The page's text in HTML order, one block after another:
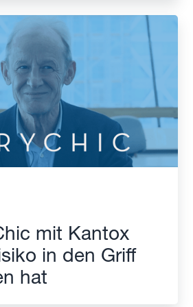
mit Kantox
in den Griff
hat